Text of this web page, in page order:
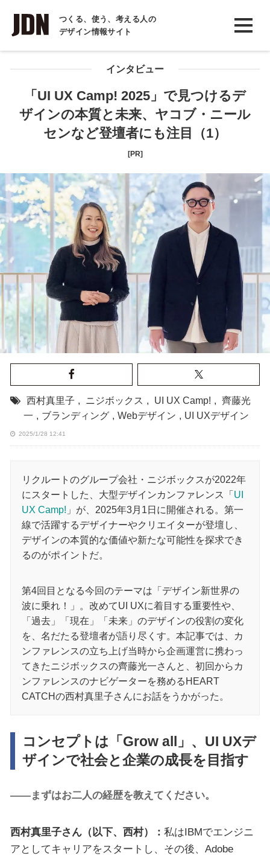
つくる、使う、考える人の
デザイン情報サイト
INTERVIEW
インタビュー
REPORT
COLUMN
コラム
インタビュー
「UI UX Camp! 2025」で見つけるデ
ザインの本質と未来、ヤコブ・ニール
センなど登壇者にも注目（1）
[PR]
西村真里子 , ニジボックス , UI UX Camp! , 齊藤光
一 , ブランディング , Webデザイン , UI UXデザイン
2025/1/28 12:41
リクルートのグループ会社・ニジボックスが2022年
にスタートした、大型デザインカンファレンス「 UI
UX Camp! 」が、2025年3月1日に開催される。第一
線で活躍するデザイナーやクリエイターが登壇し、
デザインの本質的な価値や新たな可能性を探求でき
るのがポイントだ。
第4回目となる今回のテーマは「デザイン新世界の
波に乗れ！」。改めてUI UXに着目する重要性や、
「過去」「現在」「未来」のデザインの役割の変化
を、名だたる登壇者が語り尽くす。本記事では、カ
ンファレンスの立ち上げ当時から企画運営に携わっ
てきたニジボックスの齊藤光一さんと、初回からカ
ンファレンスのナビゲーターを務めるHEART
CATCHの西村真里子さんにお話をうかがった。
コンセプトは「Grow all」、UI UXデ
ザインで社会と企業の成長を目指す
――まずはお二人の経歴を教えてください。
西村真里子さん（以下、西村）： 私はIBMでエンジニ
アとしてキャリアをスタートし、その後、Adobe